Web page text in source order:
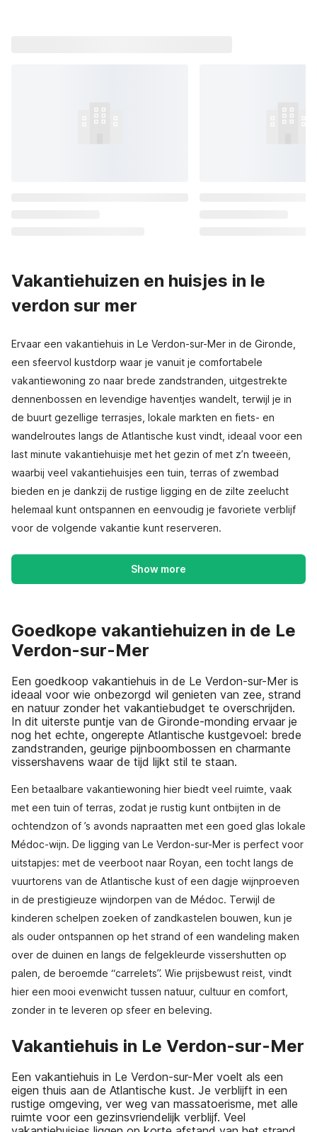
Vakantiehuizen en huisjes in le
verdon sur mer
Ervaar een vakantiehuis in Le Verdon-sur-Mer in de Gironde,
een sfeervol kustdorp waar je vanuit je comfortabele
vakantiewoning zo naar brede zandstranden, uitgestrekte
dennenbossen en levendige haventjes wandelt, terwijl je in
de buurt gezellige terrasjes, lokale markten en fiets- en
wandelroutes langs de Atlantische kust vindt, ideaal voor een
last minute vakantiehuisje met het gezin of met z’n tweeën,
waarbij veel vakantiehuisjes een tuin, terras of zwembad
bieden en je dankzij de rustige ligging en de zilte zeelucht
helemaal kunt ontspannen en eenvoudig je favoriete verblijf
voor de volgende vakantie kunt reserveren.
Show more
Goedkope vakantiehuizen in de Le
Verdon-sur-Mer
Een goedkoop vakantiehuis in de Le Verdon-sur-Mer is
ideaal voor wie onbezorgd wil genieten van zee, strand
en natuur zonder het vakantie­budget te overschrijden.
In dit uiterste puntje van de Gironde-monding ervaar je
nog het echte, ongerepte Atlantische kustgevoel: brede
zandstranden, geurige pijnboombossen en charmante
vissershavens waar de tijd lijkt stil te staan.
Een betaalbare vakantiewoning hier biedt veel ruimte, vaak
met een tuin of terras, zodat je rustig kunt ontbijten in de
ochtendzon of ’s avonds napraatten met een goed glas lokale
Médoc-wijn. De ligging van Le Verdon-sur-Mer is perfect voor
uitstapjes: met de veerboot naar Royan, een tocht langs de
vuurtorens van de Atlantische kust of een dagje wijnproeven
in de prestigieuze wijndorpen van de Médoc. Terwijl de
kinderen schelpen zoeken of zandkastelen bouwen, kun je
als ouder ontspannen op het strand of een wandeling maken
over de duinen en langs de felgekleurde vissershutten op
palen, de beroemde “carrelets”. Wie prijsbewust reist, vindt
hier een mooi evenwicht tussen natuur, cultuur en comfort,
zonder in te leveren op sfeer en beleving.
Vakantiehuis in Le Verdon-sur-Mer
Een vakantiehuis in Le Verdon-sur-Mer voelt als een
eigen thuis aan de Atlantische kust. Je verblijft in een
rustige omgeving, ver weg van massatoerisme, met alle
ruimte voor een gezinsvriendelijk verblijf. Veel